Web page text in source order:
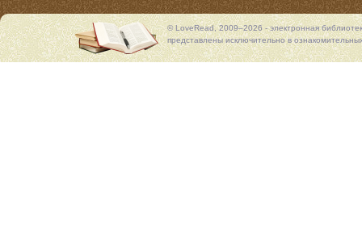
© LoveRead, 2009–2026 - электронная
представлены исключительно в